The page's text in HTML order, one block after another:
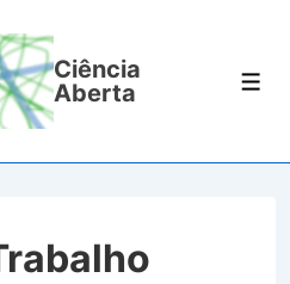
Ciência
Aberta